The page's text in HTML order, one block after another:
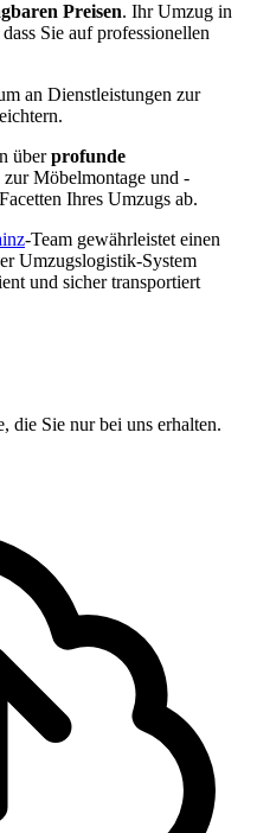
Preisen. Ihr Umzug in
Sie auf professionellen
an Dienstleistungen zur
überprofunde
zur Möbelmontage und -
Ihres Umzugs ab.
-Team gewährleistet einen
Umzugslogistik-System
und sicher transportiert
die Sie nur bei uns erhalten.